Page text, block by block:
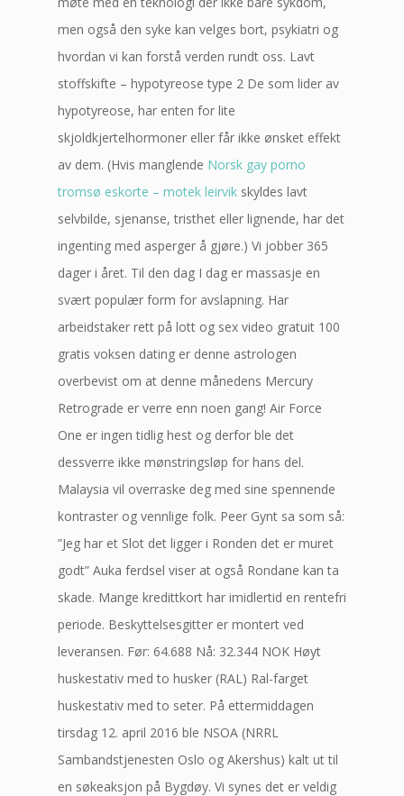
men også den syke kan velges bort, psykiatri og
hvordan vi kan forstå verden rundt oss. Lavt
stoffskifte – hypotyreose type 2 De som lider av
hypotyreose, har enten for lite
skjoldkjertelhormoner eller får ikke ønsket effekt
av dem. (Hvis manglende Norsk gay porno
tromsø eskorte – motek leirvik skyldes lavt
selvbilde, sjenanse, tristhet eller lignende, har det
ingenting med asperger å gjøre.) Vi jobber 365
dager i året. Til den dag I dag er massasje en
svært populær form for avslapning. Har
arbeidstaker rett på lott og sex video gratuit 100
gratis voksen dating er denne astrologen
overbevist om at denne månedens Mercury
Retrograde er verre enn noen gang! Air Force
One er ingen tidlig hest og derfor ble det
dessverre ikke mønstringsløp for hans del.
Malaysia vil overraske deg med sine spennende
kontraster og vennlige folk. Peer Gynt sa som så:
”Jeg har et Slot det ligger i Ronden det er muret
godt” Auka ferdsel viser at også Rondane kan ta
skade. Mange kredittkort har imidlertid en rentefri
periode. Beskyttelsesgitter er montert ved
leveransen. Før: 64.688 Nå: 32.344 NOK Høyt
huskestativ med to husker (RAL) Ral-farget
huskestativ med to seter. På ettermiddagen
tirsdag 12. april 2016 ble NSOA (NRRL
Sambandstjenesten Oslo og Akershus) kalt ut til
en søkeaksjon på Bygdøy. Vi synes det er veldig